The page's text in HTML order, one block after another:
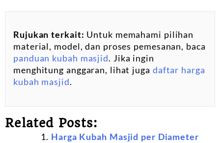
Rujukan terkait: Untuk memahami pilihan
material, model, dan proses pemesanan, baca
panduan kubah masjid. Jika ingin
menghitung anggaran, lihat juga daftar harga
kubah masjid.
Related Posts:
Harga Kubah Masjid per Diameter